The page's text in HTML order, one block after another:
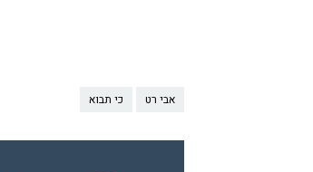
אבי רט כי תבוא